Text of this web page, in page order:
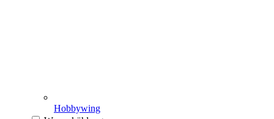
Hobbywing